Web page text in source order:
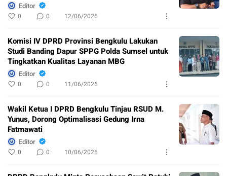
Editor
0 0 12/06/2026
Komisi IV DPRD Provinsi Bengkulu Lakukan
Studi Banding Dapur SPPG Polda Sumsel untuk
Tingkatkan Kualitas Layanan MBG
Editor
0 0 11/06/2026
Wakil Ketua I DPRD Bengkulu Tinjau RSUD M.
Yunus, Dorong Optimalisasi Gedung Irna
Fatmawati
Editor
0 0 10/06/2026